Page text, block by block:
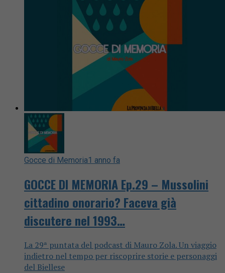
Gocce di Memoria1 anno fa
GOCCE DI MEMORIA Ep.29 – Mussolini
cittadino onorario? Faceva già
discutere nel 1993…
La 29ª puntata del podcast di Mauro Zola. Un viaggio
indietro nel tempo per riscoprire storie e personaggi
del Biellese